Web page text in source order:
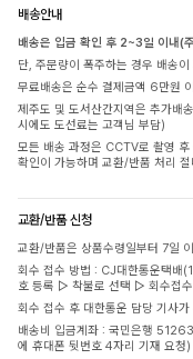
배송안내
배송은 입금 확인 후 2~3일 이내(
단, 주문량이 폭주하는 경우 배송
무료배송은 순수 결제금액 6만원
제주도 및 도서산간지역은 추가
시에도 도선료는 고객님 부담)
모든 배송 과정은 CCTV로 촬영
확인이 가능하며 교환/반품 처리 절
교환/반품 신청
교환/반품은 상품수령일부터 7일
회수 접수 방법 : CJ대한통운택
호 등록 ▷ 착불로 선택 ▷ 회수접
회수 접수 후 대한통운 담당 기사
배송비 입금계좌 : 국민은행
에 휴대폰 뒷번호 4자리 기재 요청)